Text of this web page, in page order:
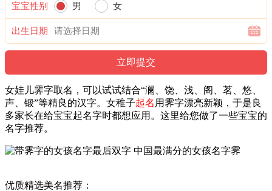
宝宝性别 男 女
出生日期
女娃儿霁字取名，可以试试结合“澜、饶、浅、阁、茗、悠、
声、锻”等精良的汉字。女稚子起名 用霁字漂亮新颖，于是良
多家长在给宝宝起名字时都想应用。这里给您做了一些宝宝的
名字推荐。
优质精选美名推荐：